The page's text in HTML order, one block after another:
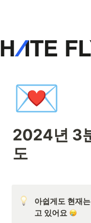
💌
2024년 3
도
아쉽게도 현재
고 있어요